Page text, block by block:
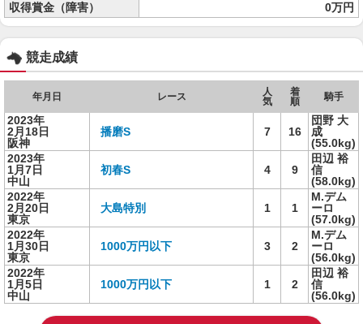
収得賞金（障害）
0万円
競走成績
年月日 レース
人
気
着
順
騎手
2023年
2月18日
阪神
播磨S 7 16
団野 大
成
(55.0kg)
2023年
1月7日
中山
初春S 4 9
田辺 裕
信
(58.0kg)
2022年
2月20日
東京
大島特別 1 1
M.デム
ーロ
(57.0kg)
2022年
1月30日
東京
1000万円以下 3 2
M.デム
ーロ
(56.0kg)
2022年
1月5日
中山
1000万円以下 1 2
田辺 裕
信
(56.0kg)